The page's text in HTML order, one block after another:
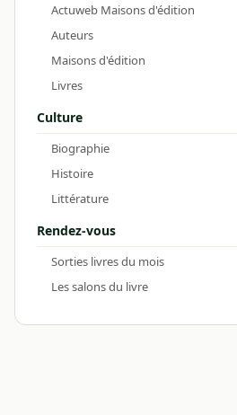
Actuweb Maisons d'édition
Auteurs
Maisons d'édition
Livres
Culture
Biographie
Histoire
Littérature
Rendez-vous
Sorties livres du mois
Les salons du livre